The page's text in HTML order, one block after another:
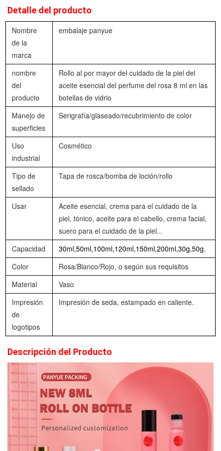
Detalle del producto
Nombre
de la
marca
embalaje panyue
nombre
del
producto
Rollo al por mayor del cuidado de la piel del
aceite esencial del perfume del rosa 8 ml en las
botellas de vidrio
Manejo de
superficies
Serigrafía/glaseado/recubrimiento de color
Uso
industrial
Cosmético
Tipo de
sellado
Tapa de rosca/bomba de loción/rollo
Usar
Aceite esencial, crema para el cuidado de la
piel, tónico, aceite para el cabello, crema facial,
suero para el cuidado de la piel...
Capacidad
30ml,50ml,100ml,120ml,150ml,200ml,30g,50g.
Color
Rosa/Blanco/Rojo, o según sus requisitos
Material
Vaso
Impresión
de
logotipos
Impresión de seda, estampado en caliente.
Descripción del Producto